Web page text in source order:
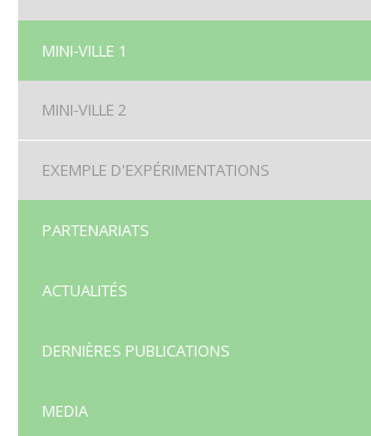
MINI-VILLE 1
MINI-VILLE 2
EXEMPLE D'EXPÉRIMENTATIONS
PARTENARIATS
ACTUALITÉS
DERNIÈRES PUBLICATIONS
MEDIA